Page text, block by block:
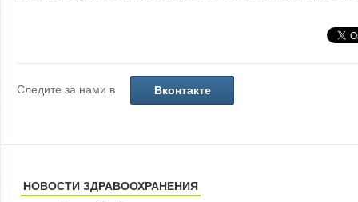
Следите за нами в Вконтакте
НОВОСТИ ЗДРАВООХРАНЕНИЯ